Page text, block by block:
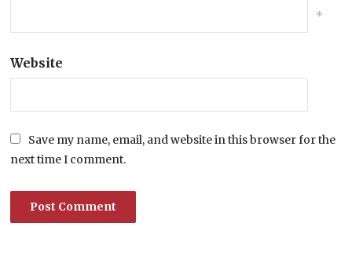
*
Website
Save my name, email, and website in this browser for the
next time I comment.